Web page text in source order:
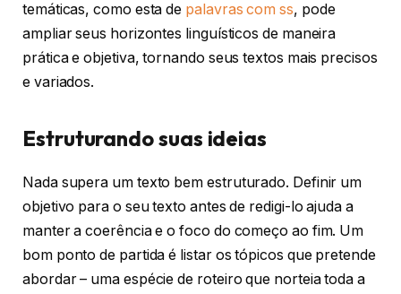
temáticas, como esta de palavras com ss, pode
ampliar seus horizontes linguísticos de maneira
prática e objetiva, tornando seus textos mais precisos
e variados.
Estruturando suas ideias
Nada supera um texto bem estruturado. Definir um
objetivo para o seu texto antes de redigi-lo ajuda a
manter a coerência e o foco do começo ao fim. Um
bom ponto de partida é listar os tópicos que pretende
abordar – uma espécie de roteiro que norteia toda a